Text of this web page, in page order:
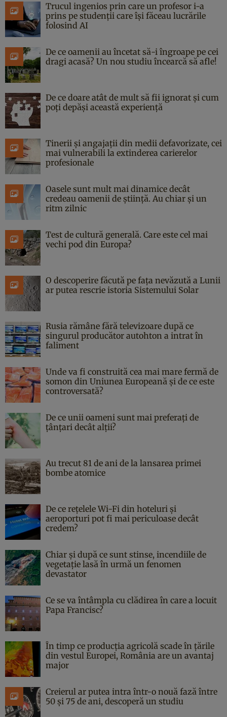
Trucul ingenios prin care un profesor i-a
prins pe studenții care își făceau lucrările
folosind AI
De ce oamenii au încetat să-i îngroape pe cei
dragi acasă? Un nou studiu încearcă să afle!
De ce doare atât de mult să fii ignorat și cum
poți depăși această experiență
Tinerii și angajații din medii defavorizate, cei
mai vulnerabili la extinderea carierelor
profesionale
Oasele sunt mult mai dinamice decât
credeau oamenii de știință. Au chiar și un
ritm zilnic
Test de cultură generală. Care este cel mai
vechi pod din Europa?
O descoperire făcută pe fața nevăzută a Lunii
ar putea rescrie istoria Sistemului Solar
Rusia rămâne fără televizoare după ce
singurul producător autohton a intrat în
faliment
Unde va fi construită cea mai mare fermă de
somon din Uniunea Europeană și de ce este
controversată?
De ce unii oameni sunt mai preferați de
țânțari decât alții?
Au trecut 81 de ani de la lansarea primei
bombe atomice
De ce rețelele Wi-Fi din hoteluri și
aeroporturi pot fi mai periculoase decât
credem?
Chiar și după ce sunt stinse, incendiile de
vegetație lasă în urmă un fenomen
devastator
Ce se va întâmpla cu clădirea în care a locuit
Papa Francisc?
În timp ce producția agricolă scade în țările
din vestul Europei, România are un avantaj
major
Creierul ar putea intra într-o nouă fază între
50 și 75 de ani, descoperă un studiu